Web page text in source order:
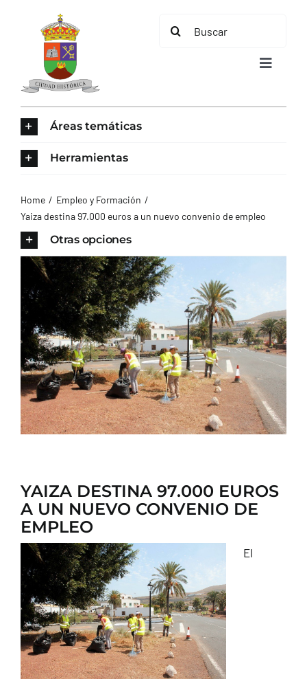
contenido
Buscar:
Toggle
AYUNTAMIENTO
TURISMO
CONTACTO
Áreas temáticas
Herramientas
Home
Empleo y Formación
Yaiza destina 97.000 euros a un nuevo convenio de empleo
Otras opciones
YAIZA DESTINA 97.000 EUROS
A UN NUEVO CONVENIO DE
EMPLEO
El